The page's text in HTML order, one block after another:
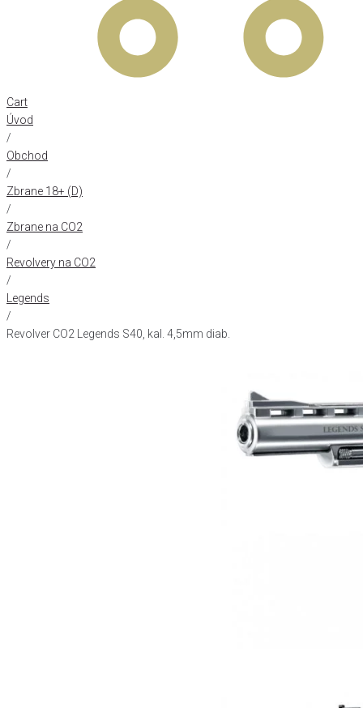
Cart
Úvod
/
Obchod
/
Zbrane 18+ (D)
/
Zbrane na CO2
/
Revolvery na CO2
/
Legends
/
Revolver CO2 Legends S40, kal. 4,5mm diab.